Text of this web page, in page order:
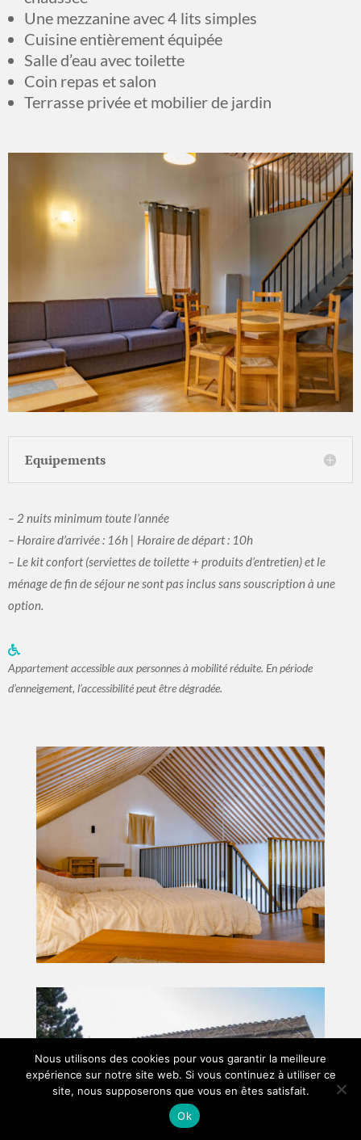
Une mezzanine avec 4 lits simples
Cuisine entièrement équipée
Salle d’eau avec toilette
Coin repas et salon
Terrasse privée et mobilier de jardin
Equipements
– 2 nuits minimum toute l’année
– Horaire d’arrivée : 16h | Horaire de départ : 10h
– Le kit confort (serviettes de toilette + produits d’entretien) et le
ménage de fin de séjour ne sont pas inclus sans souscription à une
option.

Appartement accessible aux personnes à mobilité réduite. En période
d’enneigement, l’accessibilité peut être dégradée.
Nous utilisons des cookies pour vous garantir la meilleure
expérience sur notre site web. Si vous continuez à utiliser ce
site, nous supposerons que vous en êtes satisfait.
Ok